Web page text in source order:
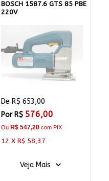
BOSCH 1587.6 GTS 85 PBE
220V
De R$ 653,00
Por R$ 576,00
Ou R$ 547,20com PIX
12 X R$ 58,37
Veja Mais